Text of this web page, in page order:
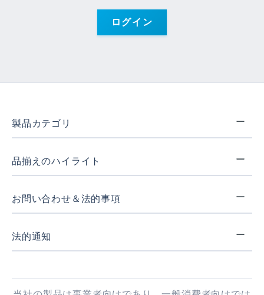
ログイン
製品カテゴリ
品揃えのハイライト
お問い合わせ＆法的事項
法的通知